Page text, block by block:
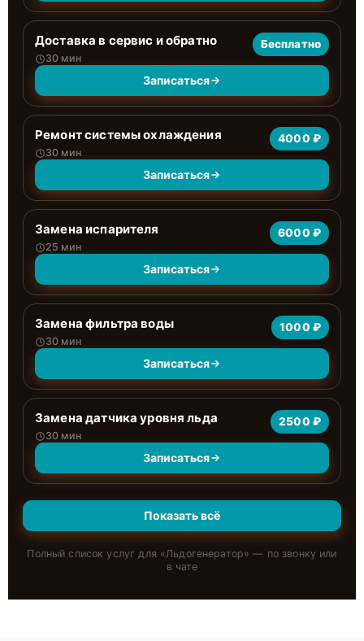
Доставка в сервис и обратно
30 мин
Бесплатно
Записаться
Ремонт системы охлаждения
30 мин
4000 ₽
Записаться
Замена испарителя
25 мин
6000 ₽
Записаться
Замена фильтра воды
30 мин
1000 ₽
Записаться
Замена датчика уровня льда
30 мин
2500 ₽
Записаться
Показать всё
Полный список услуг для «Льдогенератор» — по звонку или
в чате